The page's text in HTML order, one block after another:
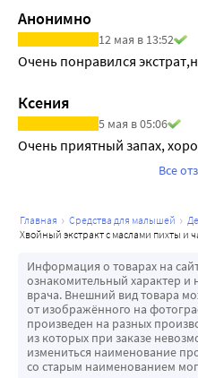
Анонимно
12 мая в 13:52
Очень понравился
Ксения
5 мая в 05:06
Очень приятный запах,
Все
главная средства для малышей
хвойный экстракт с маслами пихты и чабреца
Информация о товарах на
ознакомительный характер и
врача. Внешний вид товара
от изображённого на
произведен на разных
из которых при заказе
измениться наименование
со старым наименованием